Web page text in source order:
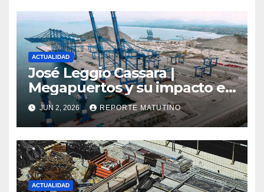
ACTUALIDAD
José Leggio Cassara |
Megapuertos y su impacto en
el turismo y el comercio
global
JUN 2, 2026 REPORTE MATUTINO
ACTUALIDAD